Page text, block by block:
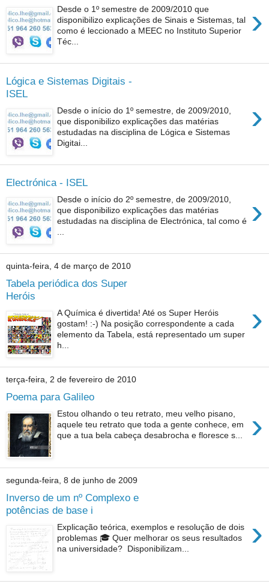
›
Desde o 1º semestre de 2009/2010 que
disponibilizo explicações de Sinais e Sistemas, tal
como é leccionado a MEEC no Instituto Superior
Téc...
Lógica e Sistemas Digitais -
ISEL
›
Desde o início do 1º semestre, de 2009/2010,
que disponibilizo explicações das matérias
estudadas na disciplina de Lógica e Sistemas
Digitai...
Electrónica - ISEL
›
Desde o início do 2º semestre, de 2009/2010,
que disponibilizo explicações das matérias
estudadas na disciplina de Electrónica, tal como é
...
quinta-feira, 4 de março de 2010
Tabela periódica dos Super
Heróis
›
A Química é divertida! Até os Super Heróis
gostam! :-) Na posição correspondente a cada
elemento da Tabela, está representado um super
h...
terça-feira, 2 de fevereiro de 2010
Poema para Galileo
›
Estou olhando o teu retrato, meu velho pisano,
aquele teu retrato que toda a gente conhece, em
que a tua bela cabeça desabrocha e floresce s...
segunda-feira, 8 de junho de 2009
Inverso de um nº Complexo e
potências de base i
›
Explicação teórica, exemplos e resolução de dois
problemas 🎓 Quer melhorar os seus resultados
na universidade? Disponibilizam...